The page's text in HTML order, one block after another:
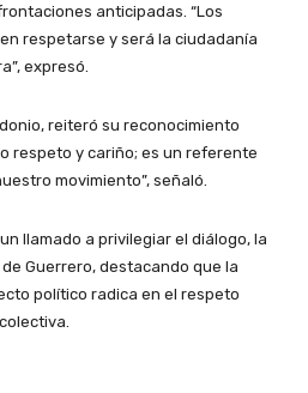
anticipadas. “Los
respetarse y será la ciudadanía
expresó.
reiteró su reconocimiento
respeto y cariño; es un referente
movimiento”, señaló.
llamado a privilegiar el diálogo, la
Guerrero, destacando que la
político radica en el respeto